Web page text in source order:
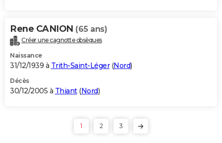
Rene CANION (65 ans)
Créer une cagnotte obsèques
Naissance
31/12/1939 à Trith-Saint-Léger(Nord)
Décès
30/12/2005 à Thiant(Nord)
1 2 3